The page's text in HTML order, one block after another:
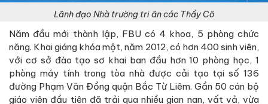
Lãnh đạo Nhà trường tri ân các Thầy Cô
Năm đầu mới thành lập, FBU có 4 khoa, 5 phòng chức
năng. Khai giáng khóa một, năm 2012, có hơn 400 sinh viên,
với cơ sở đào tạo sơ khai ban đầu hơn 10 phòng học, 1
phòng máy tính trong tòa nhà được cải tạo tại số 136
đường Phạm Văn Đồng quận Bắc Từ Liêm. Gần 50 cán bộ
giáo viên đầu tiên đã trải qua nhiều gian nan, vất vả, vừa